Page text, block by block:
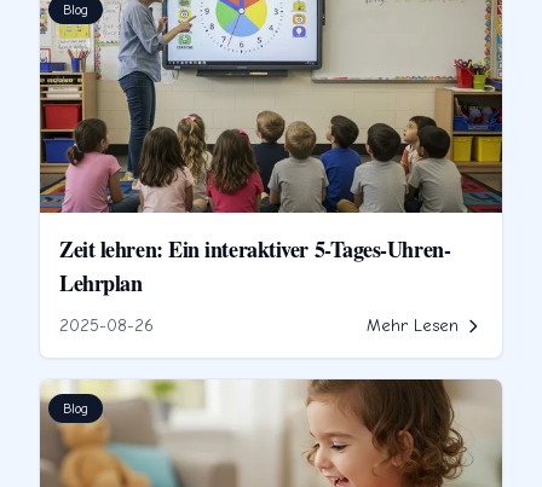
Blog
Zeit lehren: Ein interaktiver 5-Tages-Uhren-
Lehrplan
2025-08-26 Mehr Lesen
Blog